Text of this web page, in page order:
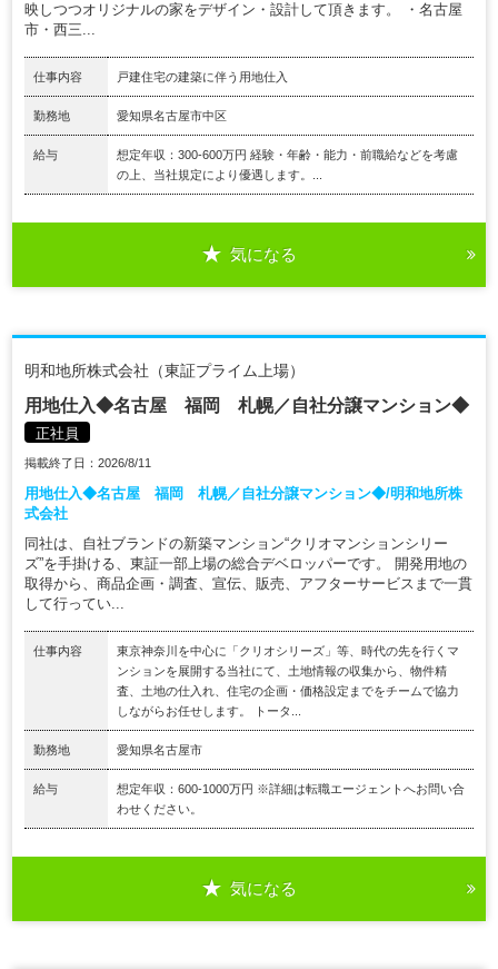
映しつつオリジナルの家をデザイン・設計して頂きます。 ・名古屋
市・西三...
仕事内容 戸建住宅の建築に伴う用地仕入
勤務地 愛知県名古屋市中区
給与
想定年収：300-600万円 経験・年齢・能力・前職給などを考慮
の上、当社規定により優遇します。...
気になる
明和地所株式会社（東証プライム上場）
用地仕入◆名古屋 福岡 札幌／自社分譲マンション◆
正社員
掲載終了日：2026/8/11
用地仕入◆名古屋 福岡 札幌／自社分譲マンション◆/明和地所株
式会社
同社は、自社ブランドの新築マンション“クリオマンションシリー
ズ”を手掛ける、東証一部上場の総合デベロッパーです。 開発用地の
取得から、商品企画・調査、宣伝、販売、アフターサービスまで一貫
して行ってい...
仕事内容
東京神奈川を中心に「クリオシリーズ」等、時代の先を行くマ
ンションを展開する当社にて、土地情報の収集から、物件精
査、土地の仕入れ、住宅の企画・価格設定までをチームで協力
しながらお任せします。 トータ...
勤務地 愛知県名古屋市
給与
想定年収：600-1000万円 ※詳細は転職エージェントへお問い合
わせください。
気になる